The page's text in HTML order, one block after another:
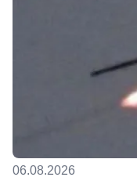
06.08.2026